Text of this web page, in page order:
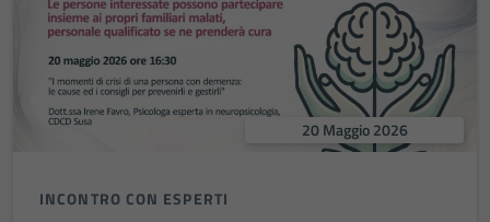
20 Maggio 2026
INCONTRO CON ESPERTI